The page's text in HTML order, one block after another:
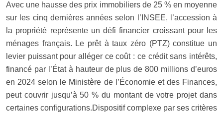
Avec une hausse des prix immobiliers de 25 % en moyenne
sur les cinq dernières années selon l’INSEE, l’accession à
la propriété représente un défi financier croissant pour les
ménages français. Le prêt à taux zéro (PTZ) constitue un
levier puissant pour alléger ce coût : ce crédit sans intérêts,
financé par l’État à hauteur de plus de 800 millions d’euros
en 2024 selon le Ministère de l’Économie et des Finances,
peut couvrir jusqu’à 50 % du montant de votre projet dans
certaines configurations.Dispositif complexe par ses critères